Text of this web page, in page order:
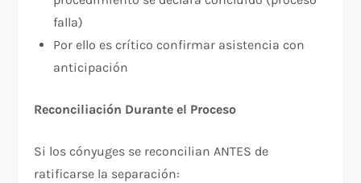
falla)
Por ello es crítico confirmar asistencia con
anticipación
Reconciliación Durante el Proceso
Si los cónyuges se reconcilian ANTES de
ratificarse la separación: